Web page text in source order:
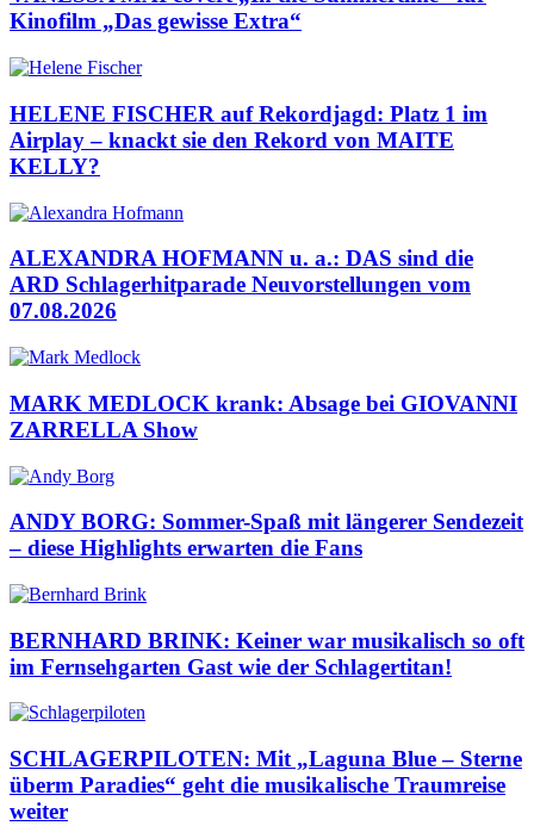
Kinofilm „Das gewisse Extra“
HELENE FISCHER auf Rekordjagd: Platz 1 im
Airplay – knackt sie den Rekord von MAITE
KELLY?
ALEXANDRA HOFMANN u. a.: DAS sind die
ARD Schlagerhitparade Neuvorstellungen vom
07.08.2026
MARK MEDLOCK krank: Absage bei GIOVANNI
ZARRELLA Show
ANDY BORG: Sommer-Spaß mit längerer Sendezeit
– diese Highlights erwarten die Fans
BERNHARD BRINK: Keiner war musikalisch so oft
im Fernsehgarten Gast wie der Schlagertitan!
SCHLAGERPILOTEN: Mit „Laguna Blue – Sterne
überm Paradies“ geht die musikalische Traumreise
weiter